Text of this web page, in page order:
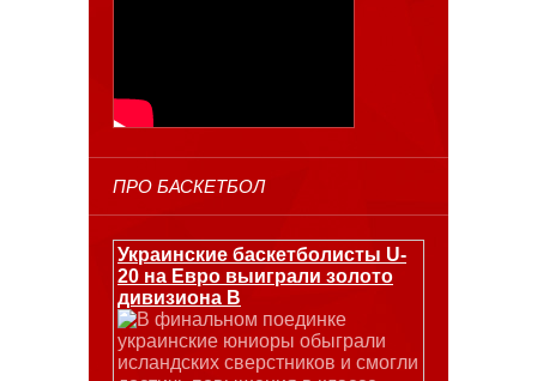
ПРО БАСКЕТБОЛ
Украинские баскетболисты U-
20 на Евро выиграли золото
дивизиона В
В финальном поединке
украинские юниоры обыграли
исландских сверстников и смогли